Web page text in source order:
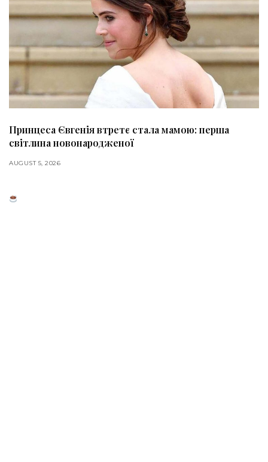
Принцеса Євгенія втретє стала мамою: перша
світлина новонародженої
AUGUST 5, 2026